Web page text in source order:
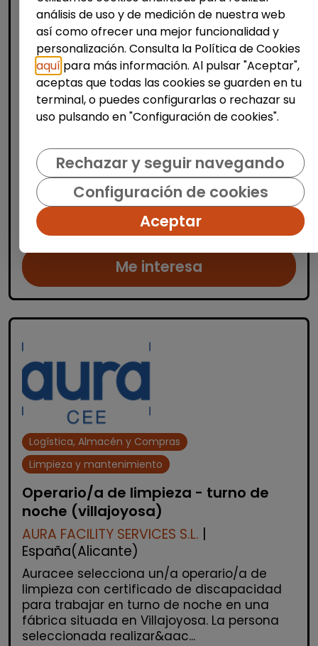
Limpieza y mantenimiento
Operario/a de limpieza de centros
escolares (alicante)
Se buscan varios/as operarios/as de
limpieza para trabajar en centros escolares
ubicados en Alicante, Benidorm y
localidades cercanas. Las personas
seleccionadas se encargarán de la limp...
Me interesa
Logística, Almacén y Compras
Limpieza y mantenimiento
Operario/a de limpieza - turno de
noche (villajoyosa)
AURA FACILITY SERVICES S.L.
España(Alicante)
Auracee selecciona un/a operario/a de
limpieza con certificado de discapacidad
para trabajar en turno de noche en una
fábrica situada en Villajoyosa. La persona
seleccionada realizar&aac...
análisis de uso y de medición de nuestra web
así como ofrecer una mejor funcionalidad y
personalización. Consulta la Política de Cookies
aquí para más información. Al pulsar "Aceptar",
aceptas que todas las cookies se guarden en tu
terminal, o puedes configurarlas o rechazar su
uso pulsando en "Configuración de cookies".
Rechazar y seguir navegando
Configuración de cookies
Aceptar